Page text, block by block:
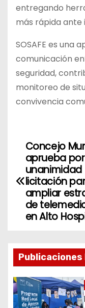
entregando
más rápida ante
SOSAFE es una
comunicación
seguridad,
monitoreo de
convivencia
N
a
a
c
i
Concejo
aprueba por
unanimidad
licitación
ampliar
de
en Alto
Publicaciones